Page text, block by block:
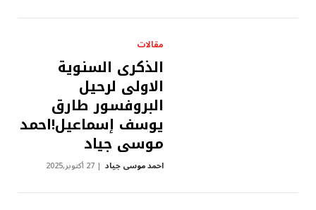
مقالات
الذكرى السنوية
الاولى لرحيل
البروفسور طارق
يوسف إسماعيل!احمد
موسى جياد
احمد موسى جياد 27 أكتوبر,2025